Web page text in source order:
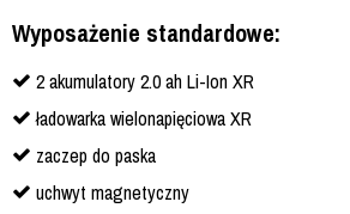
Wyposażenie standardowe:
2 akumulatory 2.0 ah Li-Ion XR
ładowarka wielonapięciowa XR
zaczep do paska
uchwyt magnetyczny